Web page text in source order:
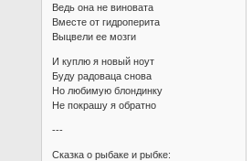
Ведь она не виновата
Вместе от гидроперита
Выцвели ее мозги
И куплю я новый ноут
Буду радоваца снова
Но любимую блондинку
Не покрашу я обратно
---
Сказка о рыбаке и рыбке: